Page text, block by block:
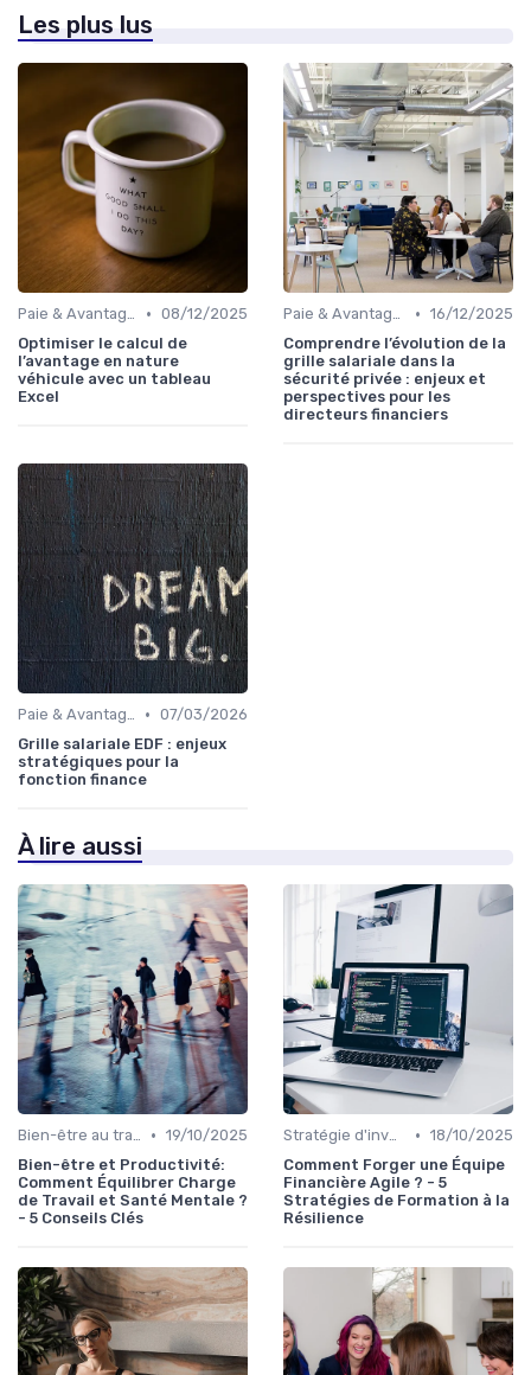
Les plus lus
Paie & Avantages • 08/12/2025
Optimiser le calcul de
l’avantage en nature
véhicule avec un tableau
Excel
Paie & Avantages • 16/12/2025
Comprendre l’évolution de la
grille salariale dans la
sécurité privée : enjeux et
perspectives pour les
directeurs financiers
Paie & Avantages • 07/03/2026
Grille salariale EDF : enjeux
stratégiques pour la
fonction finance
À lire aussi
Bien-être au travail • 19/10/2025
Bien-être et Productivité:
Comment Équilibrer Charge
de Travail et Santé Mentale ?
- 5 Conseils Clés
Stratégie d'investissement • 18/10/2025
Comment Forger une Équipe
Financière Agile ? - 5
Stratégies de Formation à la
Résilience